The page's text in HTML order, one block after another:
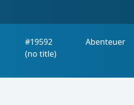
#19592
(no title)
Abenteuer